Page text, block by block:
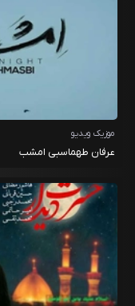
موزیک ویدیو
عرفان طهماسبی امشب